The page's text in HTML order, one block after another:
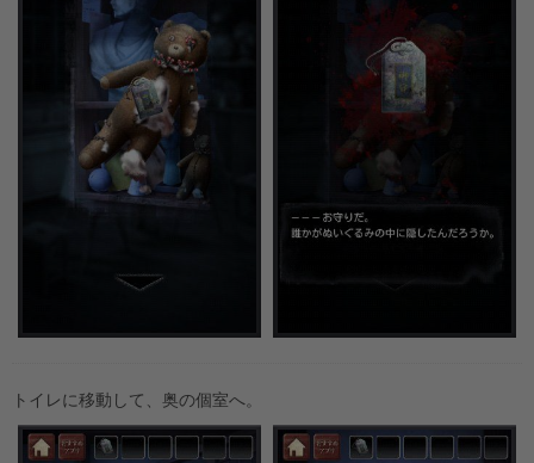
トイレに移動して、奥の個室へ。